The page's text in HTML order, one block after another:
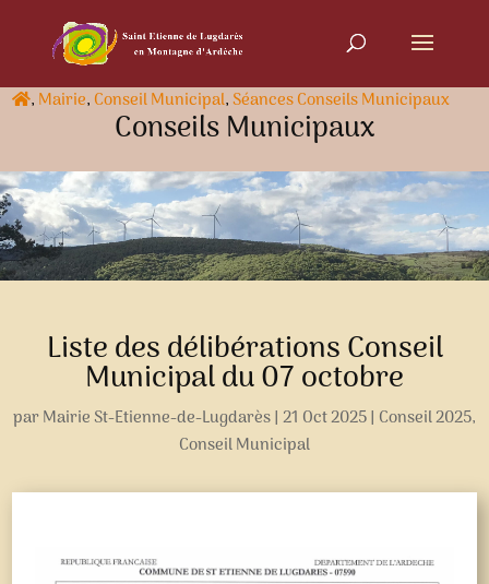
, Mairie, Conseil Municipal,Séances Conseils Municipaux
Conseils Municipaux
Liste des délibérations Conseil
Municipal du 07 octobre
parMairie St-Etienne-de-Lugdarès| 21 Oct 2025| Conseil 2025,
Conseil Municipal